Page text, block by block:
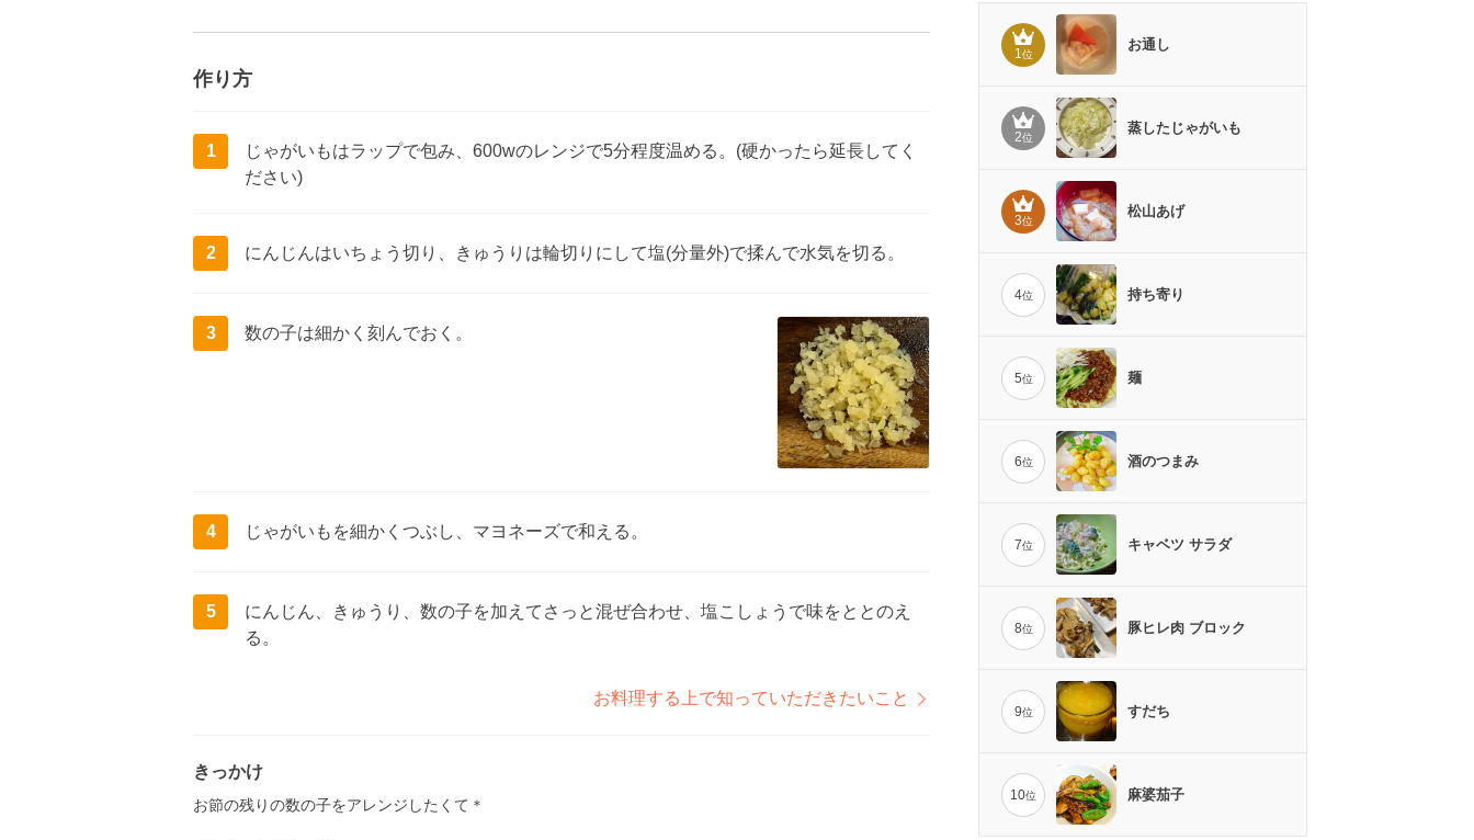
作り方
1
じゃがいもはラップで包み、600wのレンジで5分程度温める。(硬かったら延長してく
ださい)
2 にんじんはいちょう切り、きゅうりは輪切りにして塩(分量外)で揉んで水気を切る。
3 数の子は細かく刻んでおく。
4 じゃがいもを細かくつぶし、マヨネーズで和える。
5
にんじん、きゅうり、数の子を加えてさっと混ぜ合わせ、塩こしょうで味をととのえ
る。
お料理する上で知っていただきたいこと
きっかけ
お節の残りの数の子をアレンジしたくて＊
1位
お通し
2位
蒸したじゃがいも
3位
松山あげ
4位 持ち寄り
5位 麺
6位 酒のつまみ
7位 キャベツ サラダ
8位 豚ヒレ肉 ブロック
9位 すだち
10位 麻婆茄子